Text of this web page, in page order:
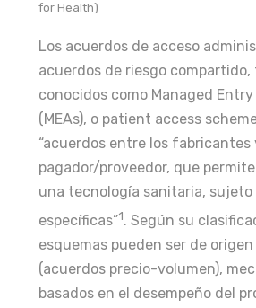
for Health)
Los acuerdos de acceso
acuerdos de riesgo compartido,
conocidos como Managed
(MEAs), o patient access
“acuerdos entre los fabricantes
pagador/proveedor, que
una tecnología sanitaria, sujeto
específicas”1. Según su
esquemas pueden ser de
(acuerdos precio-volumen),
basados en el desempeño del